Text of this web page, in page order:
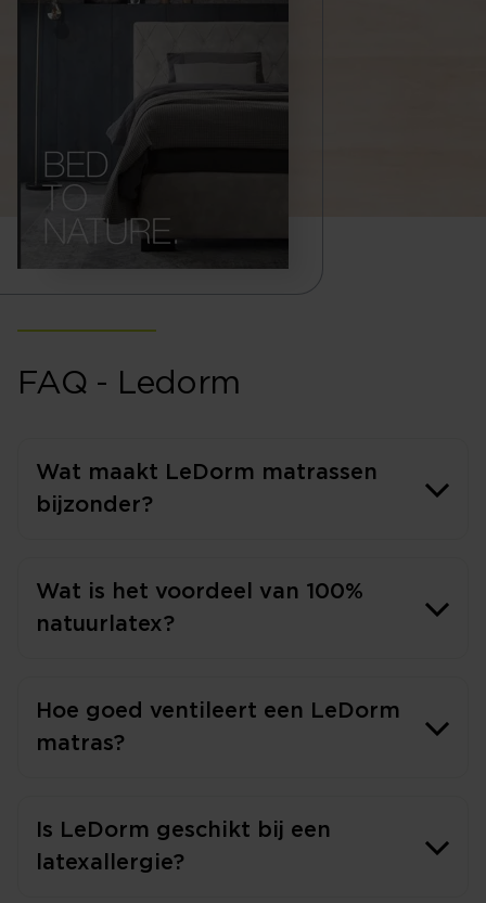
FAQ - Ledorm
Wat maakt LeDorm matrassen
bijzonder?
Wat is het voordeel van 100%
natuurlatex?
Hoe goed ventileert een LeDorm
matras?
Is LeDorm geschikt bij een
latexallergie?